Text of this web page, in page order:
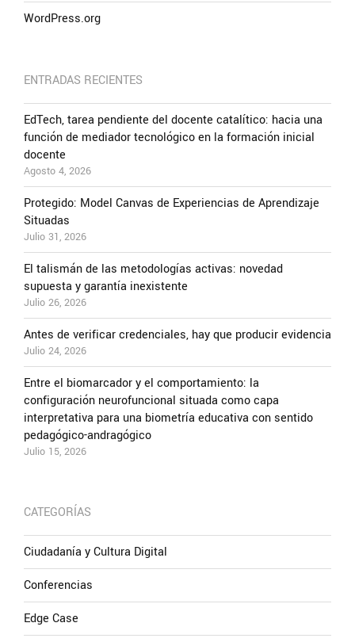
WordPress.org
ENTRADAS RECIENTES
EdTech, tarea pendiente del docente catalítico: hacia una
función de mediador tecnológico en la formación inicial
docente
Agosto 4, 2026
Protegido: Model Canvas de Experiencias de Aprendizaje
Situadas
Julio 31, 2026
El talismán de las metodologías activas: novedad
supuesta y garantía inexistente
Julio 26, 2026
Antes de verificar credenciales, hay que producir evidencia
Julio 24, 2026
Entre el biomarcador y el comportamiento: la
configuración neurofuncional situada como capa
interpretativa para una biometría educativa con sentido
pedagógico-andragógico
Julio 15, 2026
CATEGORÍAS
Ciudadanía y Cultura Digital
Conferencias
Edge Case